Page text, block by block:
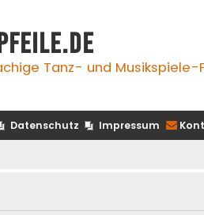
Tanz- und Musikspiele-
Datenschutz Impressum